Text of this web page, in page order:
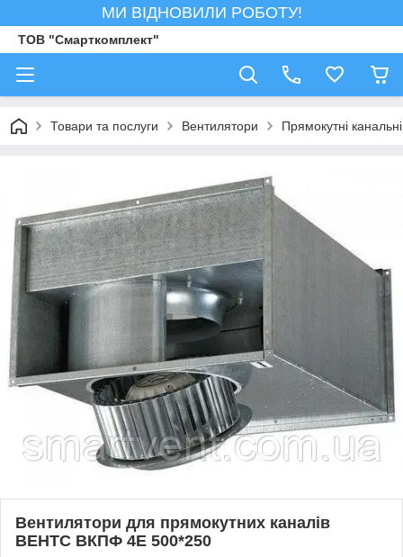
МИ ВІДНОВИЛИ РОБОТУ!
ТОВ "Смарткомплект"
Товари та послуги Вентилятори Прямокутні
Вентилятори для прямокутних каналів
ВЕНТС ВКПФ 4Е 500*250